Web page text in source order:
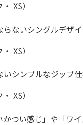
ないシングルデザ
シンプルなジップ仕
つい感じ」や「ワイ